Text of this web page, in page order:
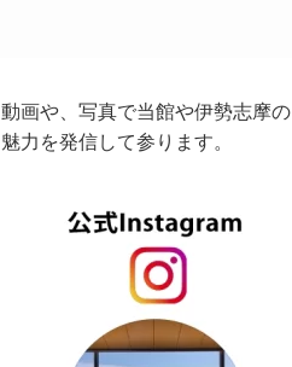
動画や、写真で当館や伊勢志摩の
魅力を発信して参ります。